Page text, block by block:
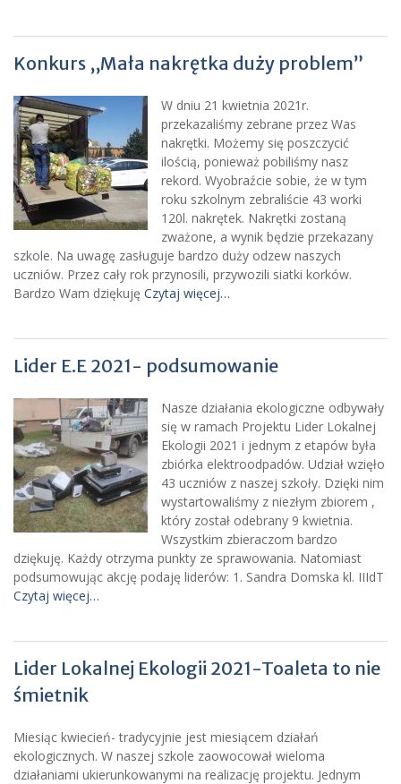
Konkurs ,,Mała nakrętka duży problem”
W dniu 21 kwietnia 2021r.
przekazaliśmy zebrane przez Was
nakrętki. Możemy się poszczycić
ilością, ponieważ pobiliśmy nasz
rekord. Wyobraźcie sobie, że w tym
roku szkolnym zebraliście 43 worki
120l. nakrętek. Nakrętki zostaną
zważone, a wynik będzie przekazany
szkole. Na uwagę zasługuje bardzo duży odzew naszych
uczniów. Przez cały rok przynosili, przywozili siatki korków.
Bardzo Wam dziękuję Czytaj więcej…
Lider E.E 2021- podsumowanie
Nasze działania ekologiczne odbywały
się w ramach Projektu Lider Lokalnej
Ekologii 2021 i jednym z etapów była
zbiórka elektroodpadów. Udział wzięło
43 uczniów z naszej szkoły. Dzięki nim
wystartowaliśmy z niezłym zbiorem ,
który został odebrany 9 kwietnia.
Wszystkim zbieraczom bardzo
dziękuję. Każdy otrzyma punkty ze sprawowania. Natomiast
podsumowując akcję podaję liderów: 1. Sandra Domska kl. IIIdT
Czytaj więcej…
Lider Lokalnej Ekologii 2021-Toaleta to nie
śmietnik
Miesiąc kwiecień- tradycyjnie jest miesiącem działań
ekologicznych. W naszej szkole zaowocował wieloma
działaniami ukierunkowanymi na realizację projektu. Jednym